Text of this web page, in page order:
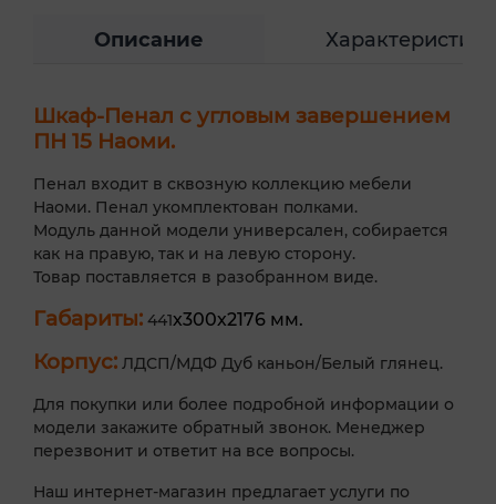
Описание Характеристики
Шкаф-Пенал с угловым завершением
ПН 15 Наоми.
Пенал входит в сквозную коллекцию мебели
Наоми. Пенал укомплектован полками.
Модуль данной модели универсален, собирается
как на правую, так и на левую сторону.
Товар поставляется в разобранном виде.
Габариты: 441х300х2176 мм.
Корпус: ЛДСП/МДФ Дуб каньон/Белый глянец.
Для покупки или более подробной информации о
модели закажите обратный звонок. Менеджер
перезвонит и ответит на все вопросы.
Наш интернет-магазин предлагает услуги по